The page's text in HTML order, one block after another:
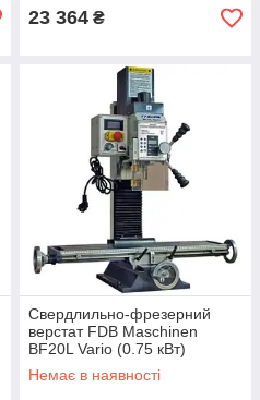
23 364 ₴
Свердлильно-фрезерний
верстат FDB Maschinen
BF20L Vario (0.75 кВт)
(826738)
Немає в наявності